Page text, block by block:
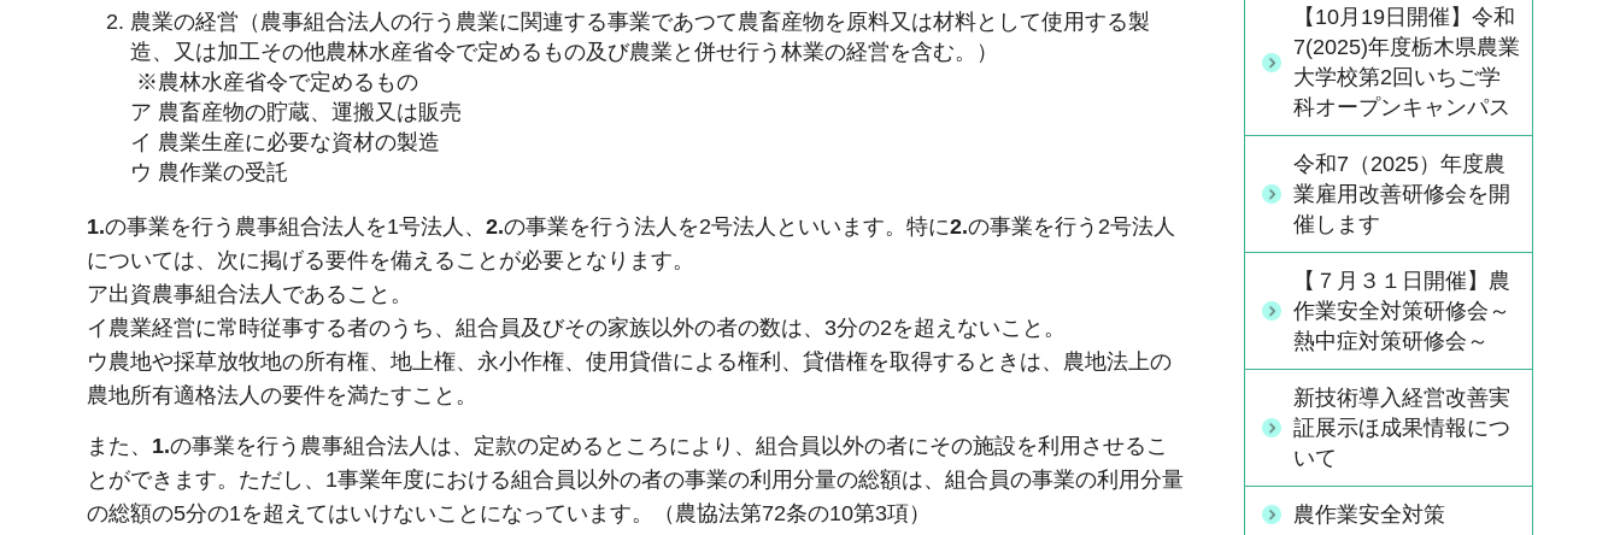
農業の経営（農事組合法人の行う農業に関連する事業であつて農畜産物を原料又は材料として使用する製
造、又は加工その他農林水産省令で定めるもの及び農業と併せ行う林業の経営を含む。）
※農林水産省令で定めるもの
ア 農畜産物の貯蔵、運搬又は販売
イ 農業生産に必要な資材の製造
ウ 農作業の受託
1.の事業を行う農事組合法人を1号法人、 2.の事業を行う法人を2号法人といいます。特に2.の事業を行う2号法人
については、次に掲げる要件を備えることが必要となります。
ア出資農事組合法人であること。
イ農業経営に常時従事する者のうち、組合員及びその家族以外の者の数は、3分の2を超えないこと。
ウ農地や採草放牧地の所有権、地上権、永小作権、使用貸借による権利、貸借権を取得するときは、農地法上の
農地所有適格法人の要件を満たすこと。
また、 1.の事業を行う農事組合法人は、定款の定めるところにより、組合員以外の者にその施設を利用させるこ
とができます。ただし、1事業年度における組合員以外の者の事業の利用分量の総額は、組合員の事業の利用分量
の総額の5分の1を超えてはいけないことになっています。（農協法第72条の10第3項）
【10月19日開催】令和
7(2025)年度栃木県農業
大学校第2回いちご学
科オープンキャンパス
令和7（2025）年度農
業雇用改善研修会を開
催します
【７月３１日開催】農
作業安全対策研修会～
熱中症対策研修会～
新技術導入経営改善実
証展示ほ成果情報につ
いて
農作業安全対策